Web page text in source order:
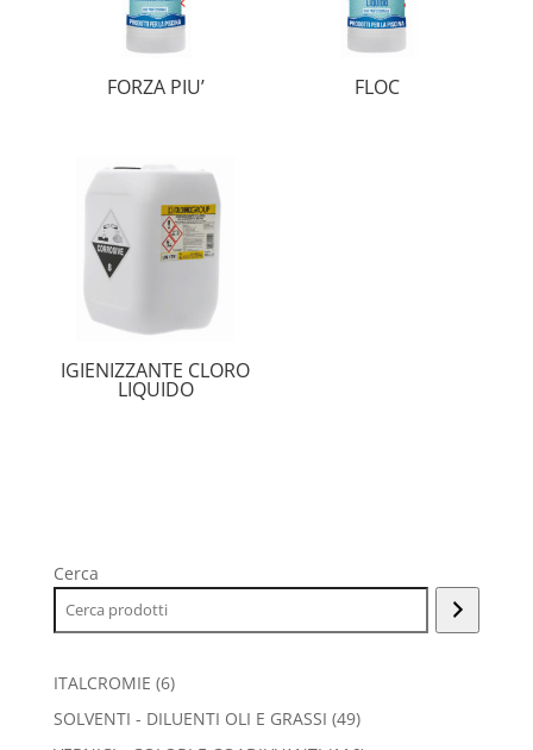
FORZA PIU’ FLOC
IGIENIZZANTE CLORO
LIQUIDO
Cerca
ITALCROMIE 66
prodotti
SOLVENTI - DILUENTI OLI E GRASSI 4949
prodotti